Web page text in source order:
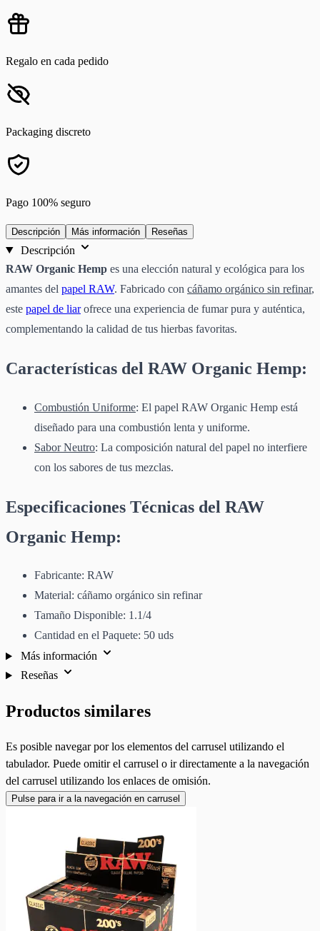
Regalo en cada pedido
Packaging discreto
Pago 100% seguro
Descripción Más información Reseñas
Descripción
RAW Organic Hemp es una elección natural y ecológica para los
amantes del papel RAW. Fabricado con cáñamo orgánico sin refinar,
este papel de liarofrece una experiencia de fumar pura y auténtica,
complementando la calidad de tus hierbas favoritas.
Características del RAW Organic Hemp:
Combustión Uniforme: El papel RAW Organic Hemp está
diseñado para una combustión lenta y uniforme.
Sabor Neutro: La composición natural del papel no interfiere
con los sabores de tus mezclas.
Especificaciones Técnicas del RAW
Organic Hemp:
Fabricante: RAW
Material: cáñamo orgánico sin refinar
Tamaño Disponible: 1.1/4
Cantidad en el Paquete: 50 uds
Más información
Reseñas
Productos similares
Es posible navegar por los elementos del carrusel utilizando el
tabulador. Puede omitir el carrusel o ir directamente a la navegación
del carrusel utilizando los enlaces de omisión.
Pulse para ir a la navegación en carrusel